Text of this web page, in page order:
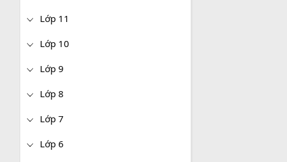
Lớp 11
Lớp 10
Lớp 9
Lớp 8
Lớp 7
Lớp 6